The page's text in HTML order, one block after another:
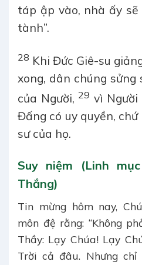
táp ập vào, nhà ấy
tành”.
28 Khi Đức Giê-su
xong, dân chúng
của Người, 29 vì
Đấng có uy quyền,
sư của họ.
Suy niệm (Linh
Thắng)
Tin mừng hôm nay,
môn đệ rằng: “Không
Thầy: Lạy Chúa! Lạy
Trời cả đâu. Nhưng